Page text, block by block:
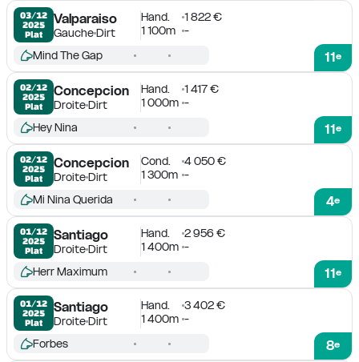
03/12
2025
Plat
Valparaiso
GaucheDirt
Hand.
1 822 €
1 100m
-
11e
Mind The Gap
02/12
2025
Plat
Concepcion
DroiteDirt
Hand.
1 417 €
1 000m -
11e
Hey Nina
02/12
2025
Plat
Concepcion
DroiteDirt
Cond.
4 050 €
1 300m -
4e
Mi Nina Querida
01/12
2025
Plat
Santiago
DroiteDirt
Hand.
2 956 €
1 400m -
11e
Herr Maximum
01/12
2025
Plat
Santiago
DroiteDirt
Hand.
3 402 €
1 400m -
8e
Forbes